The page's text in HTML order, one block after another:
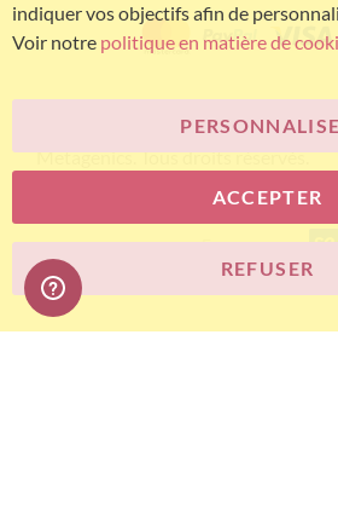
© Bariatric Advantage® est une
Metagenics. Tous droits réservés.
E-commerce
indiquer vos objectifs afin de
Voir notre politique en matière de
ACCEPTER
REFUSER